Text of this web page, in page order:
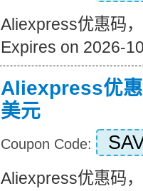
Aliexpress优惠码
Expires on 2026-
Aliexpress优
美元
Coupon Code:
Aliexpress优惠码